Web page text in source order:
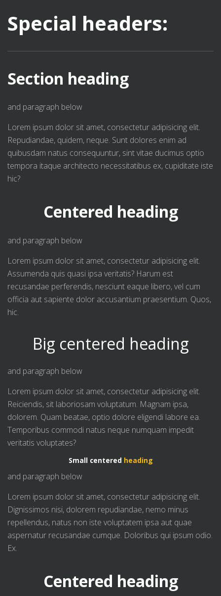
Special headers:
Section heading
and paragraph below
Lorem ipsum dolor sit amet, consectetur adipisicing elit.
Repudiandae, quidem, neque. Sunt dolores enim ad
quibusdam natus consequuntur, sint vitae ducimus optio
tempora itaque architecto necessitatibus ex, cupiditate iste
hic?
Centered heading
and paragraph below
Lorem ipsum dolor sit amet, consectetur adipisicing elit.
Assumenda quis quasi ipsa veritatis? Harum est
recusandae perferendis, nesciunt eaque libero, vel cum
officia aut sapiente dolor accusantium praesentium. Quos,
hic.
Big centered heading
and paragraph below
Lorem ipsum dolor sit amet, consectetur adipisicing elit.
Reiciendis, sit laboriosam voluptatum. Magnam ipsa,
dolorem. Quam beatae, optio dolore eligendi labore ea.
Temporibus commodi natus neque numquam impedit
veritatis voluptates?
Small centered heading
and paragraph below
Lorem ipsum dolor sit amet, consectetur adipisicing elit.
Dignissimos nisi, dolorem repudiandae, nemo minus
repellendus, natus non iste voluptatem ipsa aut quae
aspernatur recusandae cumque. Doloribus qui ipsum odio.
Ex.
Centered heading